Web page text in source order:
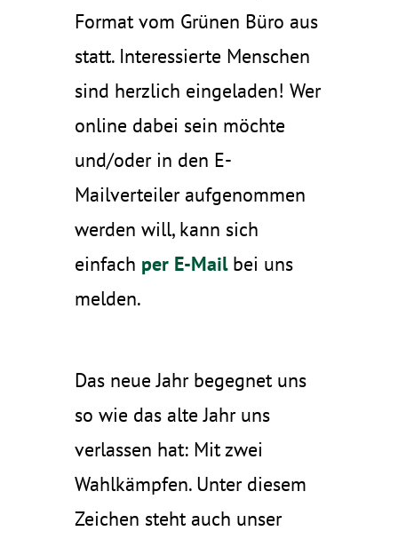
Format vom Grünen Büro aus
statt. Interessierte Menschen
sind herzlich eingeladen! Wer
online dabei sein möchte
und/oder in den E-
Mailverteiler aufgenommen
werden will, kann sich
einfach per E-Mail bei uns
melden.
Das neue Jahr begegnet uns
so wie das alte Jahr uns
verlassen hat: Mit zwei
Wahlkämpfen. Unter diesem
Zeichen steht auch unser